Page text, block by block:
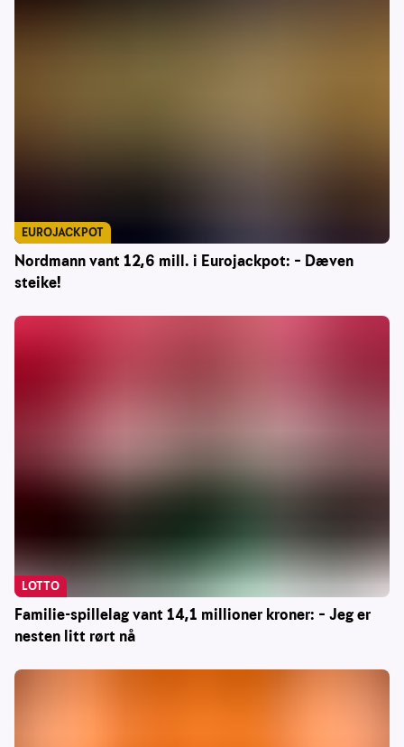
Nordmann vant 12,6 mill. i Eurojackpot: – Dæven
steike!
EUROJACKPOT
Familie-spillelag vant 14,1 millioner kroner: – Jeg er
nesten litt rørt nå
LOTTO